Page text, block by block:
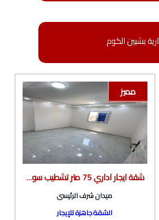
بشبين الكوم
مميز
شقة ايجار اداري 75 متر تشطيب سوبر لوكس أول سكن ف برج جديد بأسانسير ف ميدان شرف من شركة الوسيط العقارية بشبين الكوم
ميدان شرف الرئيسى
الشقة جاهزة للإيجار